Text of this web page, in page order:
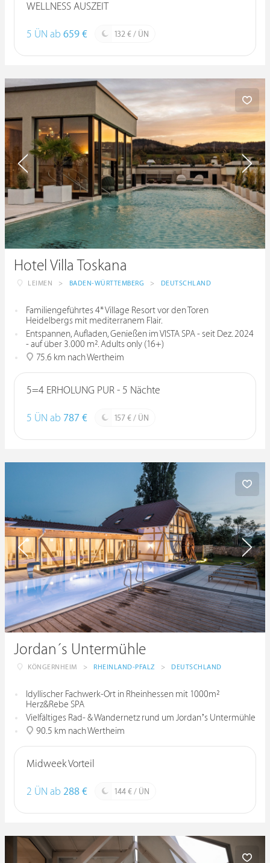
WELLNESS AUSZEIT
5 ÜN ab 659 € 132 € / ÜN
Hotel Villa Toskana
LEIMEN > BADEN-WÜRTTEMBERG > DEUTSCHLAND
Familiengeführtes 4* Village Resort vor den Toren
Heidelbergs mit mediterranem Flair.
Entspannen, Aufladen, Genießen im VISTA SPA - seit Dez. 2024
- auf über 3.000 m². Adults only (16+)
75.6 km nach Wertheim
5=4 ERHOLUNG PUR - 5 Nächte
5 ÜN ab 787 € 157 € / ÜN
Jordan´s Untermühle
KÖNGERNHEIM > RHEINLAND-PFALZ > DEUTSCHLAND
Idyllischer Fachwerk-Ort in Rheinhessen mit 1000m²
Herz&Rebe SPA
Vielfältiges Rad- & Wandernetz rund um Jordan’s Untermühle
90.5 km nach Wertheim
Midweek Vorteil
2 ÜN ab 288 € 144 € / ÜN